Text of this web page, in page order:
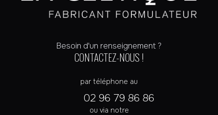
Besoin d'un renseignement ?
CONTACTEZ-NOUS !
par téléphone au
02 96 79 86 86
ou via notre